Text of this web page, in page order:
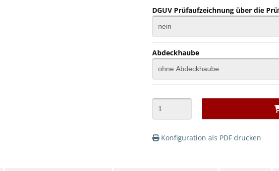
DGUV Prüfaufzeichnung über die
Abdeckhaube
Konfiguration als PDF drucken